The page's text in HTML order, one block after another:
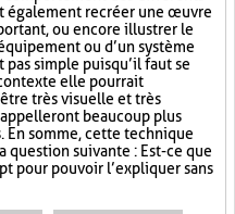
également recréer une œuvre
ou encore illustrer le
ou d’un système
simple puisqu’il faut se
elle pourrait
très visuelle et très
beaucoup plus
somme, cette technique
question suivante : Est-ce que
pour pouvoir l’expliquer sans